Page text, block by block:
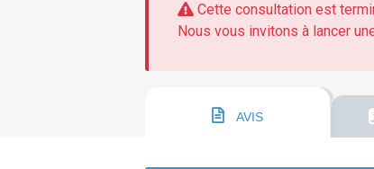
Cette consultation est
Nous vous invitons à lancer
AVIS